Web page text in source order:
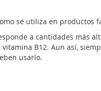
se utiliza en productos
a cantidades más
B12. Aun así,
usarlo.